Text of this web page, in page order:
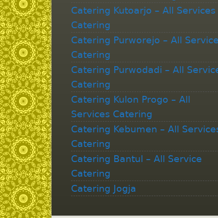
Catering Kutoarjo – All Services
Catering
Catering Purworejo – All Service
Catering
Catering Purwodadi – All
Catering
Catering Kulon Progo – All
Services Catering
Catering Kebumen – All
Catering
Catering Bantul – All Service
Catering
Catering Jogja